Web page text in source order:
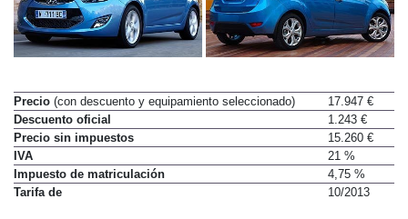
Precio (con descuento y equipamiento seleccionado)
17.947 €
Descuento oficial
1.243 €
Precio sin impuestos
15.260 €
IVA
21 %
Impuesto de matriculación
4,75 %
Tarifa de
10/2013